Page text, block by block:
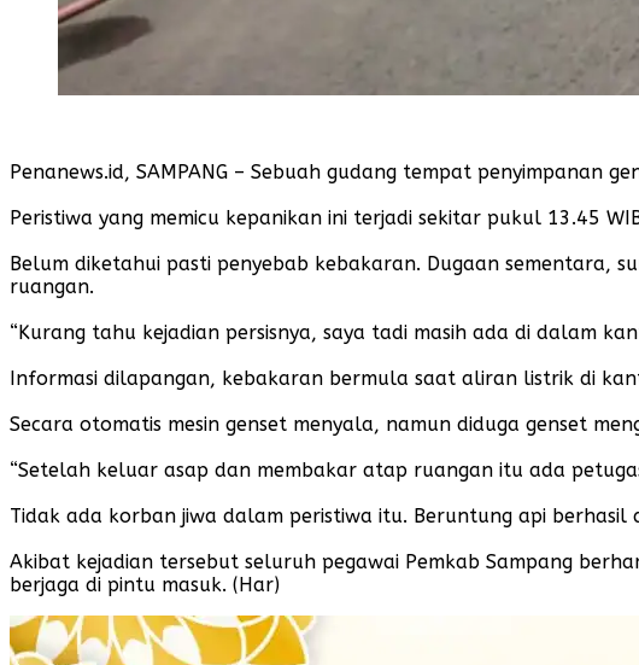
Penanews.id, SAMPANG – Sebuah gudang tempat penyimpanan
Peristiwa yang memicu kepanikan ini terjadi sekitar pukul 13.45
Belum diketahui pasti penyebab kebakaran. Dugaan sementara,
ruangan.
“Kurang tahu kejadian persisnya, saya tadi masih ada di dalam
Informasi dilapangan, kebakaran bermula saat aliran listrik di
Secara otomatis mesin genset menyala, namun diduga genset
“Setelah keluar asap dan membakar atap ruangan itu ada
Tidak ada korban jiwa dalam peristiwa itu. Beruntung api
Akibat kejadian tersebut seluruh pegawai Pemkab Sampang
berjaga di pintu masuk. (Har)